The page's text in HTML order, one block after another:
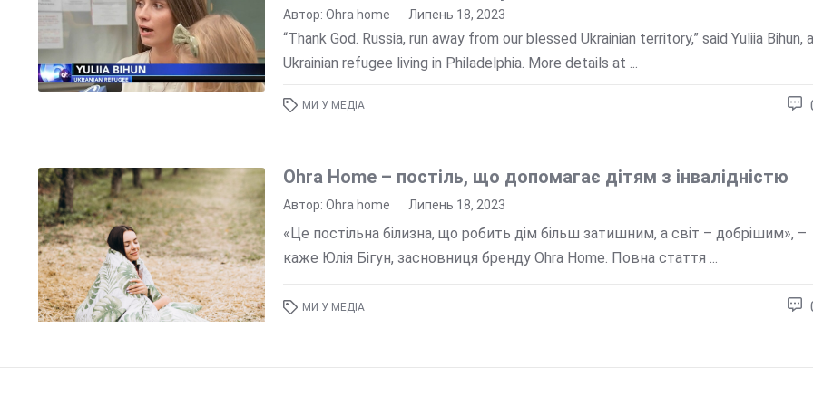
Автор: Ohra home Липень 18, 2023
“Thank God. Russia, run away from our blessed Ukrainian territory,” said Yuliia Bihun, a
Ukrainian refugee living in Philadelphia. More details at ...
МИ У МЕДІА
Ohra Home – постіль, що допомагає дітям з інвалідністю
Автор: Ohra home Липень 18, 2023
«Це постільна білизна, що робить дім більш затишним, а світ – добрішим», –
каже Юлія Бігун, засновниця бренду Ohra Home. Повна стаття ...
МИ У МЕДІА